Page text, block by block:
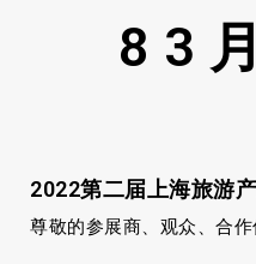
8 3
2022第二届上海旅游
尊敬的参展商、观众、合